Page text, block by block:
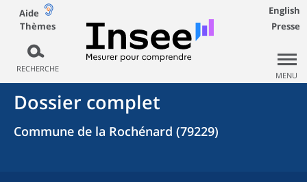
Aide
Thèmes
RECHERCHE
English
Presse
MENU
Dossier complet
Commune de la Rochénard (79229)